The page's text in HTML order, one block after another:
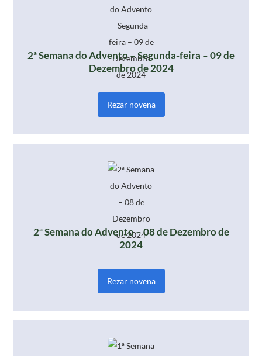
2ª Semana do Advento – Segunda-feira – 09 de
Dezembro de 2024
Rezar novena
2ª Semana do Advento – 08 de Dezembro de
2024
Rezar novena